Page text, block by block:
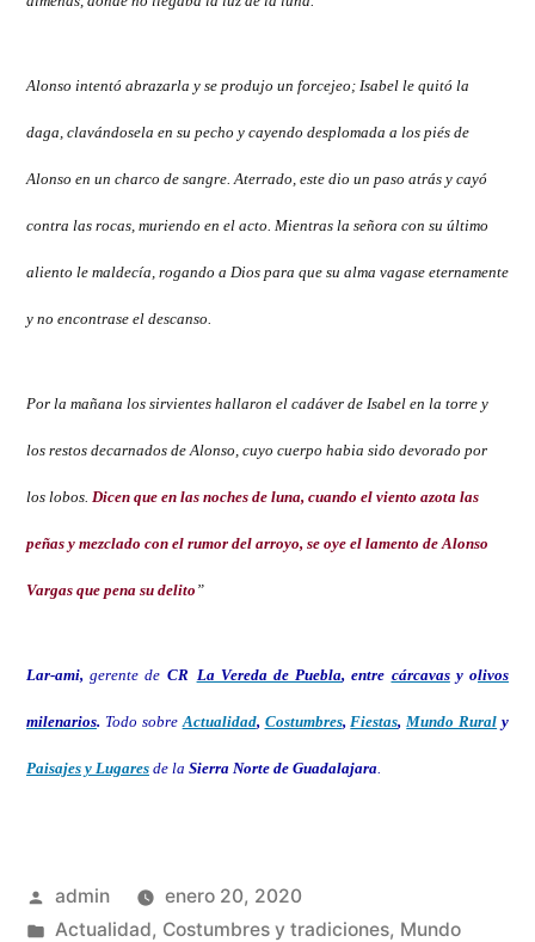
Alonso intentó abrazarla y se produjo un forcejeo; Isabel le quitó la
daga, clavándosela en su pecho y cayendo desplomada a los piés de
Alonso en un charco de sangre. Aterrado, este dio un paso atrás y cayó
contra las rocas, muriendo en el acto. Mientras la señora con su último
aliento le maldecía, rogando a Dios para que su alma vagase eternamente
y no encontrase el descanso.
Por la mañana los sirvientes hallaron el cadáver de Isabel en la torre y
los restos decarnados de Alonso, cuyo cuerpo habia sido devorado por
los lobos. Dicen que en las noches de luna, cuando el viento azota las
peñas y mezclado con el rumor del arroyo, se oye el lamento de Alonso
Vargas que pena su delito”
Lar-ami,gerente de CR La Vereda de Puebla, entre cárcavasy olivos
milenarios. Todo sobreActualidad, Costumbres,Fiestas,Mundo Rural y
Paisajes y Lugaresde la Sierra Norte de Guadalajara.
Publicado
por
admin
enero 20, 2020
Publicado
Actualidad, Costumbres y tradiciones, Mundo